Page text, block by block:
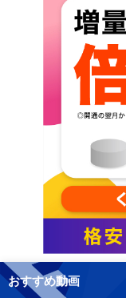
おすすめ動画